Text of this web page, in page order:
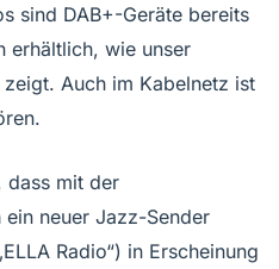
sind DAB+-Geräte bereits
erhältlich, wie unser
zeigt. Auch im Kabelnetz ist
dass mit der
neuer Jazz-Sender
Radio“) in Erscheinung